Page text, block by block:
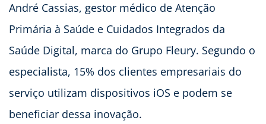
André Cassias, gestor médico de Atenção
Primária à Saúde e Cuidados Integrados da
Saúde Digital, marca do Grupo Fleury. Segundo o
especialista, 15% dos clientes empresariais do
serviço utilizam dispositivos iOS e podem se
beneficiar dessa inovação.